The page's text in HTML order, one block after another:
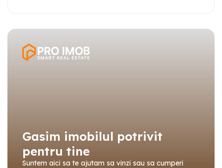
Gasim imobilul potrivit
pentru tine
Suntem aici sa te ajutam sa vinzi sau sa cumperi